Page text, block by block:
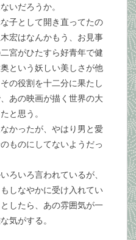
いだろうか。
子として開き直ってたの
宏はなんかもう、お見事
宮がひたすら好青年で健
という妖しい美しさが他
の役割を十二分に果たし
あの映画が描く世界の大
と思う。
かったが、やはり男と愛
ものにしてないようだっ
ろいろ言われているが、
しなやかに受け入れてい
したら、あの雰囲気が一
気がする。